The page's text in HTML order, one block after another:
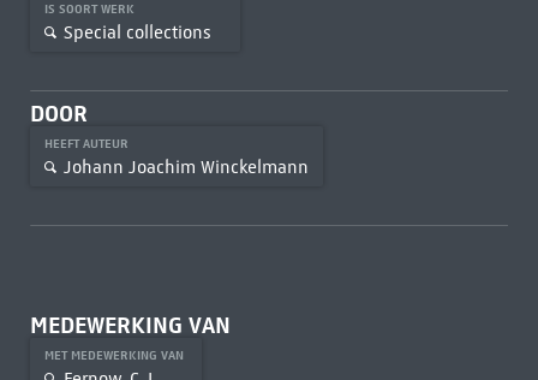
IS SOORT WERK
Special collections
DOOR
HEEFT AUTEUR
Johann Joachim Winckelmann
MEDEWERKING VAN
MET MEDEWERKING VAN